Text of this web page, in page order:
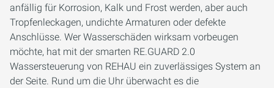
anfällig für Korrosion, Kalk und Frost werden, aber auch
Tropfenleckagen, undichte Armaturen oder defekte
Anschlüsse. Wer Wasserschäden wirksam vorbeugen
möchte, hat mit der smarten RE.GUARD 2.0
Wassersteuerung von REHAU ein zuverlässiges System an
der Seite. Rund um die Uhr überwacht es die